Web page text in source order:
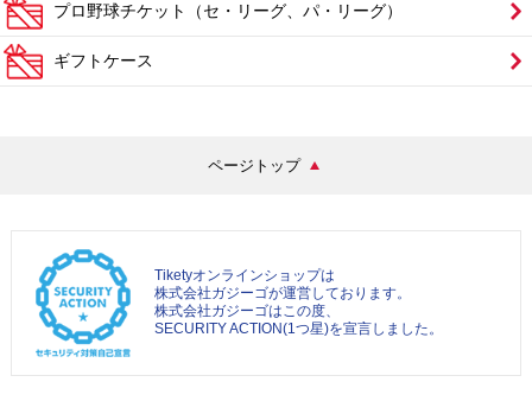
プロ野球チケット（セ・リーグ、パ・リーグ）
ギフトケース
ページトップ
Tiketyオンラインショップは
株式会社ガジーゴが運営しております。
株式会社ガジーゴはこの度、
SECURITY ACTION(1つ星)を宣言しました。